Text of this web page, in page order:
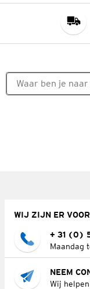
WIJ ZIJN ER
+ 31 (0)
Maandag
NEEM
Wij